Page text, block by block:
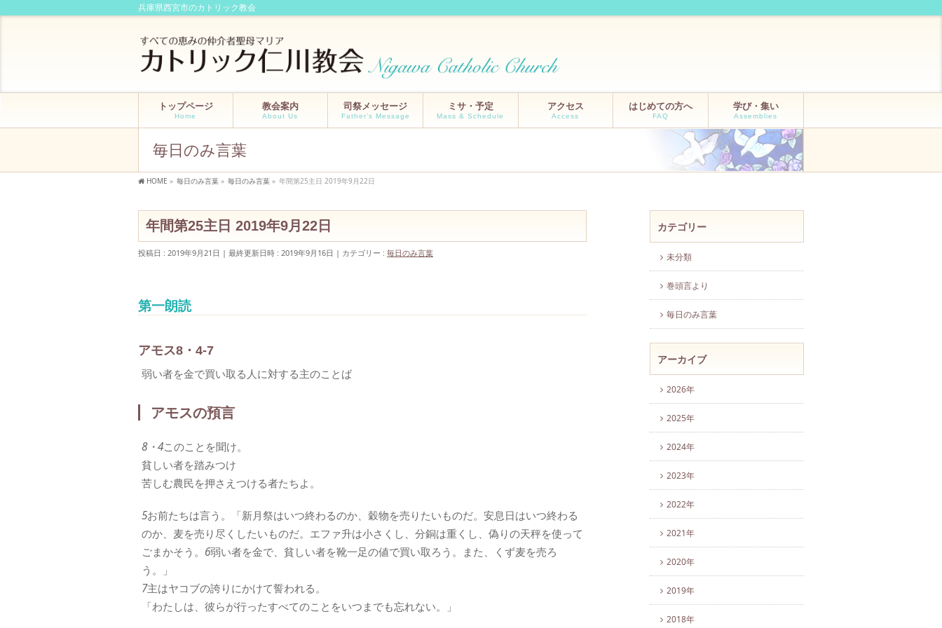
兵庫県西宮市のカトリック教会
トップページ
Home
教会案内
About Us
司祭メッセージ
Father’s Message
ミサ・予定
Mass & Schedule
アクセス
Access
はじめての方へ
FAQ
学び・集い
Assemblies
毎日のみ言葉
HOME » 毎日のみ言葉 » 毎日のみ言葉 » 年間第25主日 2019年9月22日
年間第25主日 2019年9月22日
投稿日 : 2019年9月21日 最終更新日時 : 2019年9月16日 カテゴリー : 毎日のみ言葉
第一朗読
アモス8・4-7
弱い者を金で買い取る人に対する主のことば
アモスの預言
8・4このことを聞け。
貧しい者を踏みつけ
苦しむ農民を押さえつける者たちよ。
5お前たちは言う。「新月祭はいつ終わるのか、穀物を売りたいものだ。安息日はいつ終わる
のか、麦を売り尽くしたいものだ。エファ升は小さくし、分銅は重くし、偽りの天秤を使って
ごまかそう。 6弱い者を金で、貧しい者を靴一足の値で買い取ろう。また、くず麦を売ろ
う。」
7主はヤコブの誇りにかけて誓われる。
「わたしは、彼らが行ったすべてのことをいつまでも忘れない。」
カテゴリー
未分類
巻頭言より
毎日のみ言葉
アーカイブ
2026年
2025年
2024年
2023年
2022年
2021年
2020年
2019年
2018年